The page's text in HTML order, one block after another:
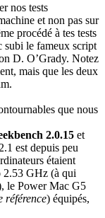
nos tests
et non pas sur
procédé à tes tests
le fameux script
D. O’Grady. Notez
mais que les deux
que nous
2.0.15 et
est depuis peu
étaient
2.53 GHz (à qui
le Power Mac G5
référence) équipés,